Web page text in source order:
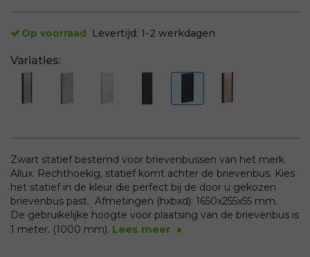
Op voorraad Levertijd: 1-2 werkdagen
Variaties:
Zwart statief bestemd voor brievenbussen van het merk
Allux. Rechthoekig, statief komt achter de brievenbus. Kies
het statief in de kleur die perfect bij de door u gekozen
brievenbus past. Afmetingen (hxbxd): 1650x255x55 mm.
De gebruikelijke hoogte voor plaatsing van de brievenbus is
1 meter. (1000 mm). Lees meer play_arrow